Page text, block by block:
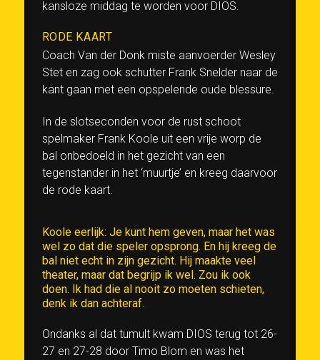
kansloze middag te worden voor DIOS.
RODE KAART
Coach Van der Donk miste aanvoerder Wesley
Stet en zag ook schutter Frank Snelder naar de
kant gaan met een opspelende oude blessure.
In de slotseconden voor de rust schoot
spelmaker Frank Koole uit een vrije worp de
bal onbedoeld in het gezicht van een
tegenstander in het ‘muurtje’ en kreeg daarvoor
de rode kaart.
Koole eerlijk: Je kunt hem geven, maar het was
wel zo dat die speler opsprong. En hij kreeg de
bal niet echt in zijn gezicht. Hij maakte veel
theater, maar dat begrijp ik wel. Zou ik ook
doen. Ik had die al nooit zo moeten schieten,
denk ik dan achteraf.
Ondanks al dat tumult kwam DIOS terug tot 26-
27 en 27-28 door Timo Blom en was het